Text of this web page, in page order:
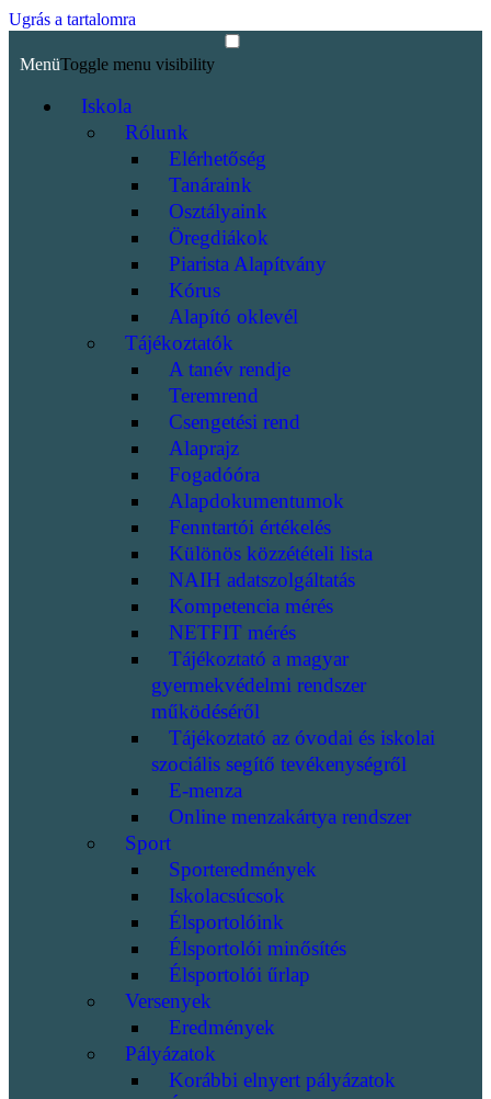
Ugrás a tartalomra
MenüToggle menu visibility
Iskola
Rólunk
Elérhetőség
Tanáraink
Osztályaink
Öregdiákok
Piarista Alapítvány
Kórus
Alapító oklevél
Tájékoztatók
A tanév rendje
Teremrend
Csengetési rend
Alaprajz
Fogadóóra
Alapdokumentumok
Fenntartói értékelés
Különös közzétételi lista
NAIH adatszolgáltatás
Kompetencia mérés
NETFIT mérés
Tájékoztató a magyar
gyermekvédelmi rendszer
működéséről
Tájékoztató az óvodai és iskolai
szociális segítő tevékenységről
E-menza
Online menzakártya rendszer
Sport
Sporteredmények
Iskolacsúcsok
Élsportolóink
Élsportolói minősítés
Élsportolói űrlap
Versenyek
Eredmények
Pályázatok
Korábbi elnyert pályázatok